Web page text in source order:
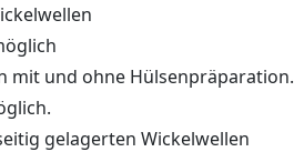
mit und ohne Hülsenpräparation.
gelagerten Wickelwellen